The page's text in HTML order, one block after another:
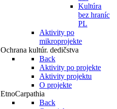
Kultúra
bez hraníc
PL
Aktivity po
mikroprojekte
Ochrana kultúr. dedičstva
Back
Aktivity po projekte
Aktivity projektu
O projekte
EtnoCarpathia
Back